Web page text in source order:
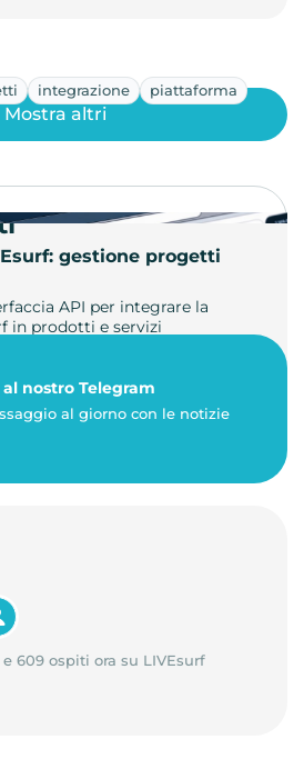
integrazione piattaforma
gestione progetti
API per integrare la
in prodotti e servizi
Mostra altri
nostro Telegram
al giorno con le notizie
609 ospiti ora su LIVEsurf